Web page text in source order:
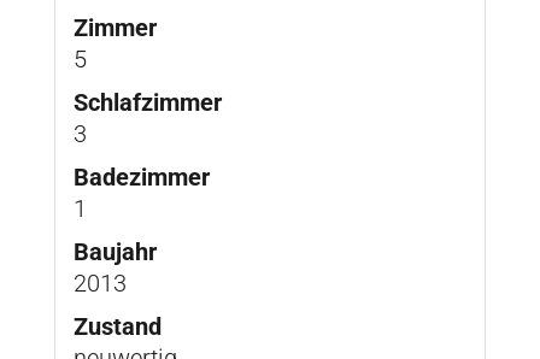
Zimmer
5
Schlafzimmer
3
Badezimmer
1
Baujahr
2013
Zustand